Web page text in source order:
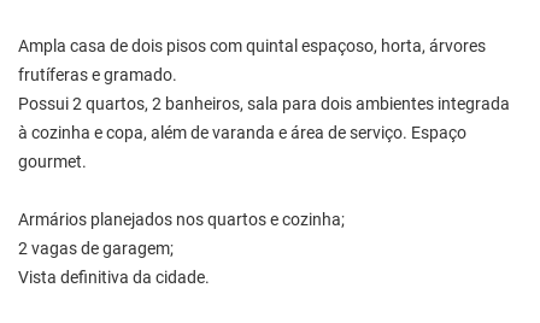
Ampla casa de dois pisos com quintal espaçoso, horta, árvores
frutíferas e gramado.
Possui 2 quartos, 2 banheiros, sala para dois ambientes integrada
à cozinha e copa, além de varanda e área de serviço. Espaço
gourmet.
Armários planejados nos quartos e cozinha;
2 vagas de garagem;
Vista definitiva da cidade.